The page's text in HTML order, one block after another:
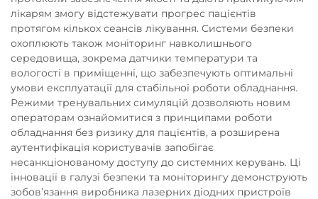
лікарям змогу відстежувати прогрес пацієнтів
протягом кількох сеансів лікування. Системи безпеки
охоплюють також моніторинг навколишнього
середовища, зокрема датчики температури та
вологості в приміщенні, що забезпечують оптимальні
умови експлуатації для стабільної роботи обладнання.
Режими тренувальних симуляцій дозволяють новим
операторам ознайомитися з принципами роботи
обладнання без ризику для пацієнтів, а розширена
аутентифікація користувачів запобігає
несанкціонованому доступу до системних керувань. Ці
інновації в галузі безпеки та моніторингу демонструють
зобов’язання виробника лазерних діодних пристроїв